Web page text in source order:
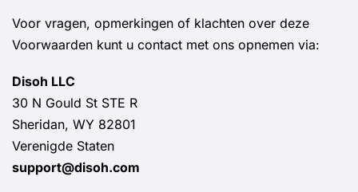
Voor vragen, opmerkingen of klachten over deze
Voorwaarden kunt u contact met ons opnemen via:
Disoh LLC
30 N Gould St STE R
Sheridan, WY 82801
Verenigde Staten
support@disoh.com